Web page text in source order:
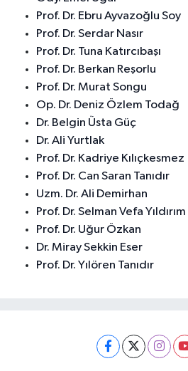
Prof. Dr. Ebru Ayvazoğlu Soy
Prof. Dr. Serdar Nasır
Prof. Dr. Tuna Katırcıbaşı
Prof. Dr. Berkan Reşorlu
Prof. Dr. Murat Songu
Op. Dr. Deniz Özlem Todağ
Dr. Belgin Üsta Güç
Dr. Ali Yurtlak
Prof. Dr. Kadriye Kılıçkesmez
Prof. Dr. Can Saran Tanıdır
Uzm. Dr. Ali Demirhan
Prof. Dr. Selman Vefa Yıldırım
Prof. Dr. Uğur Özkan
Dr. Miray Sekkin Eser
Prof. Dr. Yılören Tanıdır